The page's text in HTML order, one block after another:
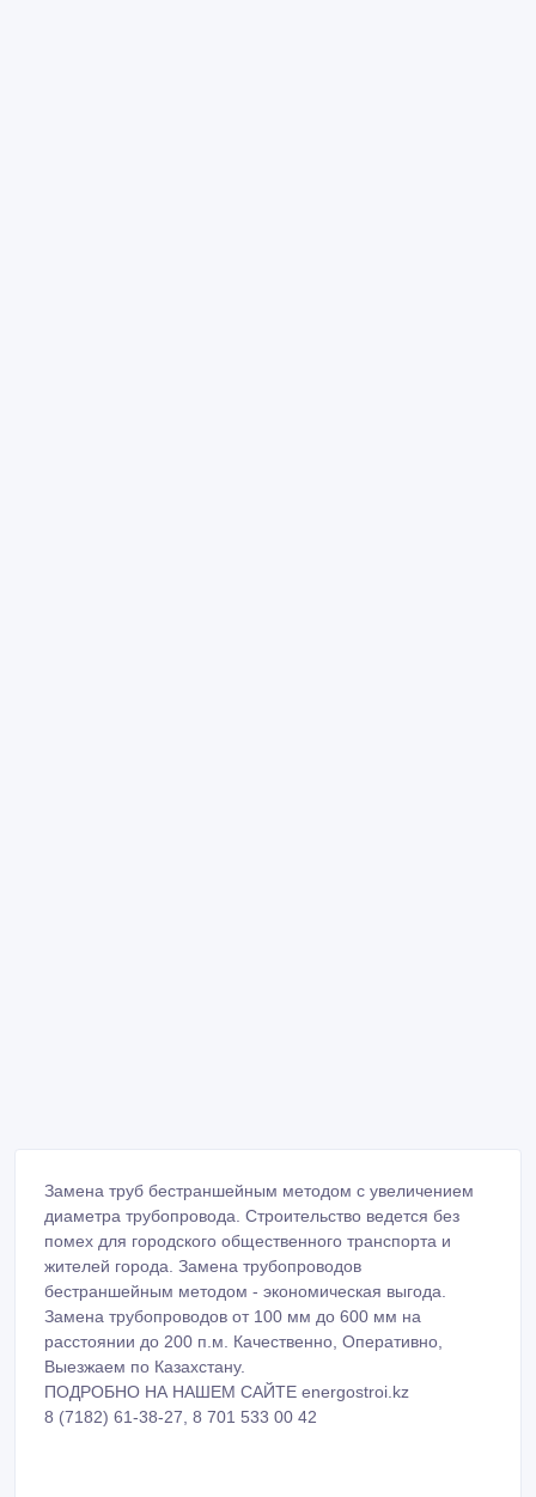
Замена труб бестраншейным методом с увеличением
диаметра трубопровода. Строительство ведется без
помех для городского общественного транспорта и
жителей города. Замена трубопроводов
бестраншейным методом - экономическая выгода.
Замена трубопроводов от 100 мм до 600 мм на
расстоянии до 200 п.м. Качественно, Оперативно,
Выезжаем по Казахстану.
ПОДРОБНО НА НАШЕМ САЙТЕ energostroi.kz
8 (7182) 61-38-27, 8 701 533 00 42